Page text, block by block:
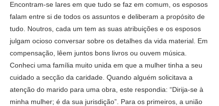
Encontram-se lares em que tudo se faz em comum, os esposos
falam entre si de todos os assuntos e deliberam a propósito de
tudo. Noutros, cada um tem as suas atribuições e os esposos
julgam ocioso conversar sobre os detalhes da vida material. Em
compensação, lêem juntos bons livros ou ouvem música.
Conheci uma família muito unida em que a mulher tinha a seu
cuidado a secção da caridade. Quando alguém solicitava a
atenção do marido para uma obra, este respondia: “Dirija-se à
minha mulher; é da sua jurisdição”. Para os primeiros, a união